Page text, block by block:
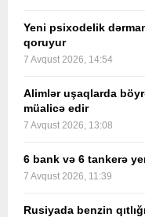
Yeni psixodelik
qoruyur
7 Avqust 2026, 14:54
Alimlər uşaqlarda
müalicə edir
7 Avqust 2026, 13:08
6 bank və 6 tankerə
7 Avqust 2026, 11:39
Rusiyada benzin